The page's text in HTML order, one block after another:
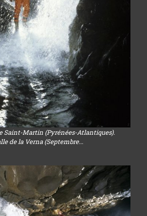
Saint-Martin (Pyrénées-Atlantiques).
de la Verna (Septembre...